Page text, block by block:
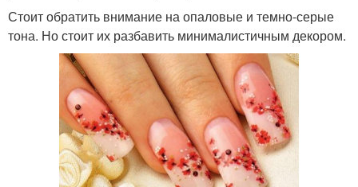
Стоит обратить внимание на опаловые и темно-серые
тона. Но стоит их разбавить минималистичным декором.